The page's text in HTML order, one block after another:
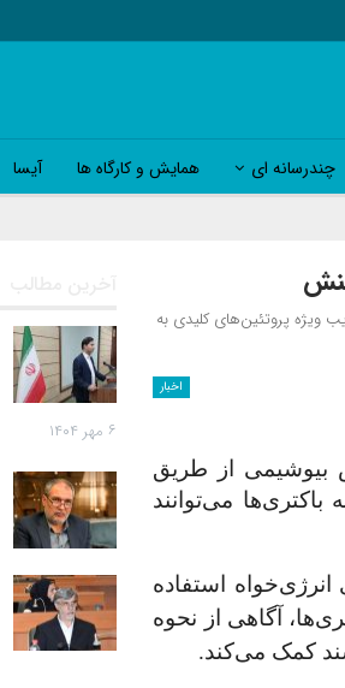
چندرسانه ای همایش و کارگاه ها آیسا
ویژه پروتئین‌های کلیدی به
اخبار
از طریق
باکتریها می‌توانند
انرژی‌خواه استفاده
ها، آگاهی از نحوه
کمک می‌کند.
آخرین مطالب
۶ مهر ۱۴۰۴